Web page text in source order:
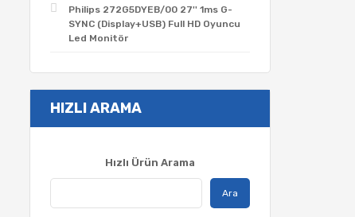
Philips 272G5DYEB/00 27'' 1ms G-
SYNC (Display+USB) Full HD Oyuncu
Led Monitör
HIZLI ARAMA
Hızlı Ürün Arama
Ara